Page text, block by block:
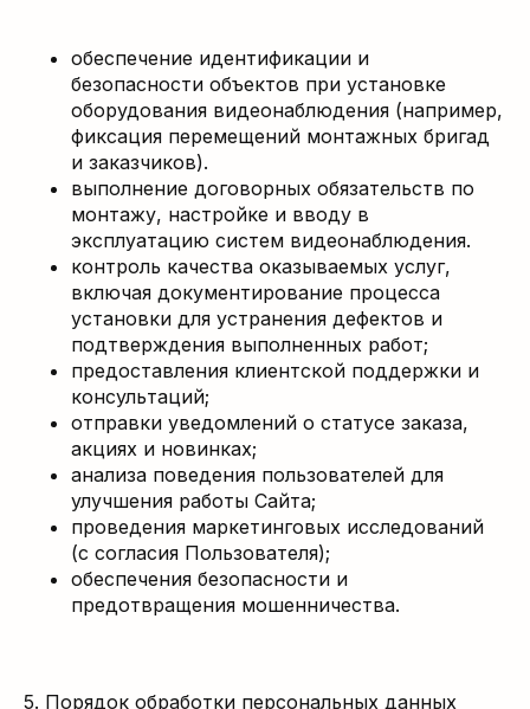
обеспечение идентификации и
безопасности объектов при установке
оборудования видеонаблюдения (например,
фиксация перемещений монтажных бригад
и заказчиков).
выполнение договорных обязательств по
монтажу, настройке и вводу в
эксплуатацию систем видеонаблюдения.
контроль качества оказываемых услуг,
включая документирование процесса
установки для устранения дефектов и
подтверждения выполненных работ;
предоставления клиентской поддержки и
консультаций;
отправки уведомлений о статусе заказа,
акциях и новинках;
анализа поведения пользователей для
улучшения работы Сайта;
проведения маркетинговых исследований
(с согласия Пользователя);
обеспечения безопасности и
предотвращения мошенничества.
5. Порядок обработки персональных данных